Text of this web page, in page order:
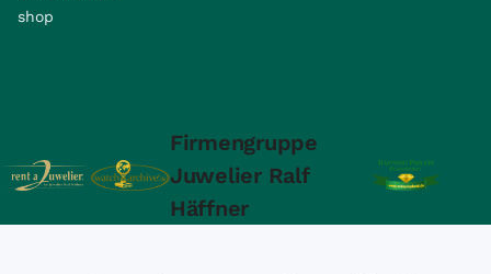
shop
Firmengruppe
Juwelier Ralf
Häffner